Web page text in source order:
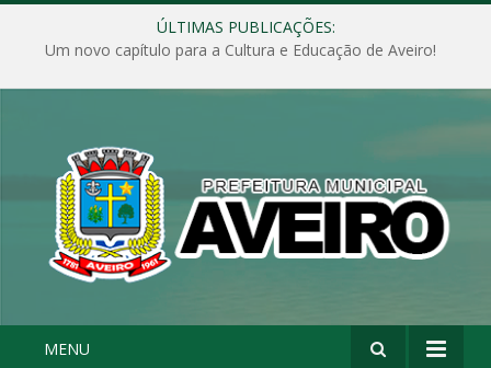
ÚLTIMAS PUBLICAÇÕES:
Um novo capítulo para a Cultura e Educação de Aveiro!
MENU